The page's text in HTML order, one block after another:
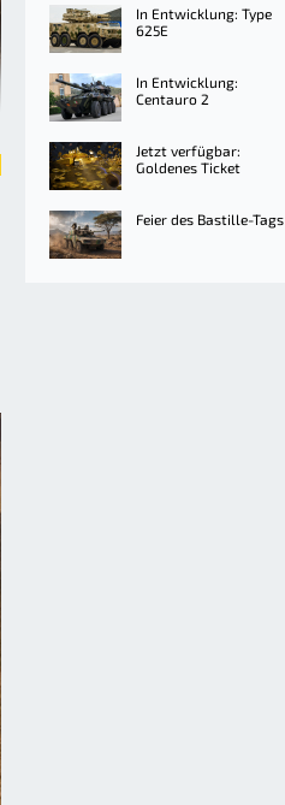
In Entwicklung: Type
625E
In Entwicklung:
Centauro 2
Jetzt verfügbar:
Goldenes Ticket
Feier des Bastille-Tags